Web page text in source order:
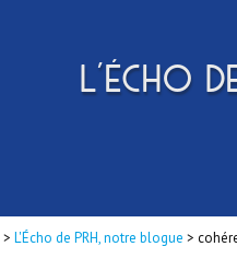
L'ÉCHO
> L'Écho de PRH, notre blogue >